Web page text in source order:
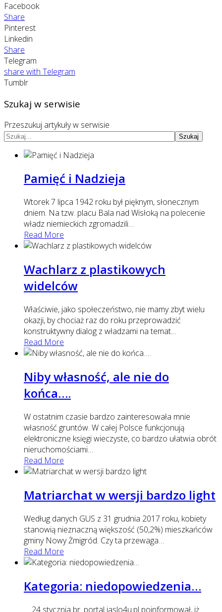
Facebook
Share
Pinterest
Linkedin
Share
Telegram
share with Telegram
Tumblr
Szukaj w serwisie
Przeszukuj artykuły w serwisie
Szukaj
Pamięć i Nadzieja
Wtorek 7 lipca 1942 roku był pięknym, słonecznym
dniem. Na tzw. placu Bala nad Wisłoką na polecenie
władz niemieckich zgromadzili…
Read More
Wachlarz z plastikowych
widelców
Właściwie, jako społeczeństwo, nie mamy zbyt wielu
okazji, by chociaż raz do roku przeprowadzić
konstruktywny dialog z władzami na temat…
Read More
Niby własność, ale nie do
końca….
W ostatnim czasie bardzo zainteresowała mnie
własność gruntów. W całej Polsce funkcjonują
elektroniczne księgi wieczyste, co bardzo ułatwia obrót
nieruchomościami…
Read More
Matriarchat w wersji bardzo light
Według danych GUS z 31 grudnia 2017 roku, kobiety
stanowią nieznaczną większość (50,2%) mieszkańców
gminy Nowy Żmigród. Czy ta przewaga…
Read More
Kategoria: niedopowiedzenia…
24 stycznia br. portal jaslo4u.pl poinformował, iż